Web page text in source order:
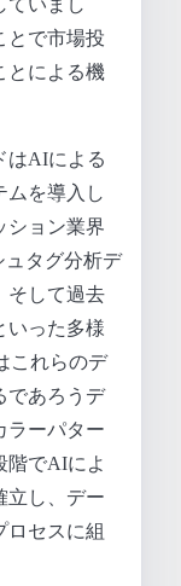
とで市場投
とによる機
はAIによる
ムを導入し
ション業界
ュタグ分析デ
そして過去
いった多様
これらのデ
であろうデ
ラーパター
階でAIによ
立し、デー
ロセスに組